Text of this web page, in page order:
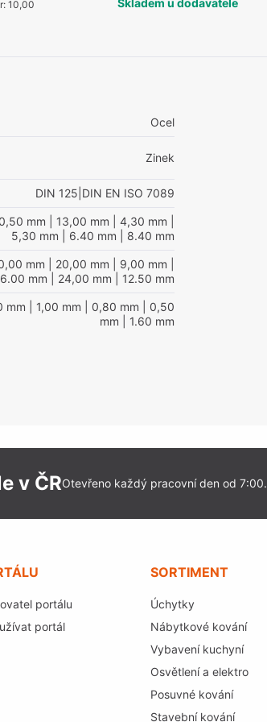
:10,00
Skladem u dodavatele
Ocel
Zinek
DIN 125|DIN EN ISO 7089
mm | 13,00 mm | 4,30 mm
5,30 mm | 6.40 mm | 8.40 mm
mm | 20,00 mm | 9,00 mm
mm | 24,00 mm | 12.50 mm
mm | 1,00 mm | 0,80 mm | 0,50
mm | 1.60 mm
v ČROtevřeno každý pracovní den od 7:00.
portálu
portál
SORTIMENT
Úchytky
Nábytkové kování
Vybavení kuchyní
Osvětlení a elektro
Posuvné kování
Stavební kování